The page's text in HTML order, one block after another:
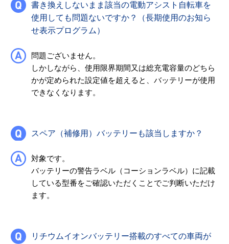
書き換えしないまま該当の電動アシスト自転車を
使用しても問題ないですか？（長期使用のお知ら
せ表示プログラム）
問題ございません。
しかしながら、使用限界期間又は総充電容量のどちら
かが定められた設定値を超えると、バッテリーが使用
できなくなります。
スペア（補修用）バッテリーも該当しますか？
対象です。
バッテリーの警告ラベル（コーションラベル）に記載
している型番をご確認いただくことでご判断いただけ
ます。
リチウムイオンバッテリー搭載のすべての車両が